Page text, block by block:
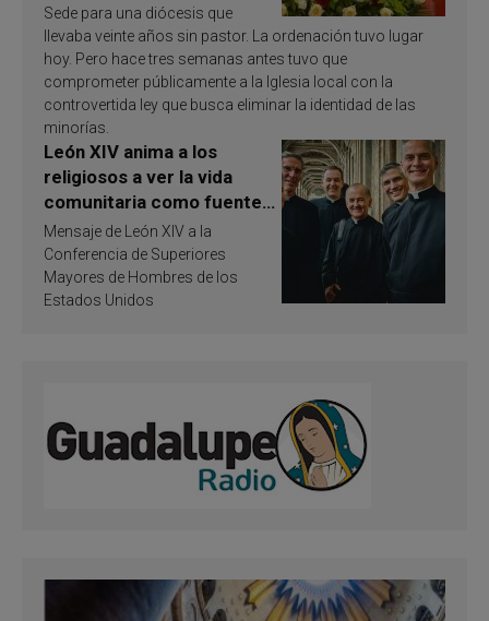
Sede para una diócesis que
llevaba veinte años sin pastor. La ordenación tuvo lugar
hoy. Pero hace tres semanas antes tuvo que
comprometer públicamente a la Iglesia local con la
controvertida ley que busca eliminar la identidad de las
minorías.
León XIV anima a los
religiosos a ver la vida
comunitaria como fuente
de inspiración y
santificación
Mensaje de León XIV a la
Conferencia de Superiores
Mayores de Hombres de los
Estados Unidos